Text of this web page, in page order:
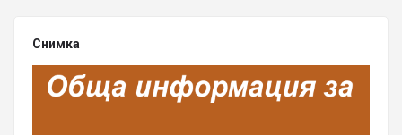
Снимка